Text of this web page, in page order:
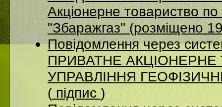
Акцiонерне товариство по
"Збаражгаз" (розміщено
Повідомлення через
ПРИВАТНЕ
УПРАВЛІННЯ
( підпис )